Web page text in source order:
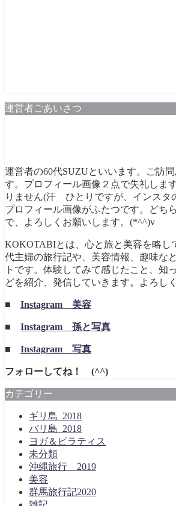
運営者ごあいさつ
運営者の60代SUZUといいます。ご訪
す。プロフィール画像２点で失礼しま
りません(汗 ひとりですが、インスタ
プロフィール画像がふたつです。どち
で、よろしくお願いします。(*^^)v
KOKOTABIとは、心と旅と美容を略し
代主婦の旅行記や、美容情報、趣味な
トです。体験してみて感じたこと、知
どを紹介、発信していきます。よろし
■ Instagram 美容
■ Instagram 孫と写真
■ Instagram 写真
フォローしてね！ (^^)
カテゴリー
ギリ島_2018
バリ島_2018
ヨガ＆ピラティス
未分類
沖縄旅行＿2019
美容
群馬旅行記2020